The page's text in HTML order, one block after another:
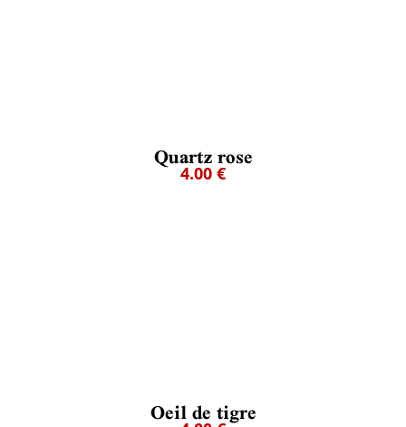
Quartz rose
4.00 €
Oeil de tigre